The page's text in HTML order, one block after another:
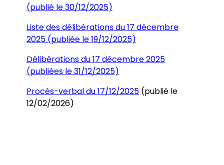
(publié le 30/12/2025)
Liste des délibérations du 17 décembre
2025 (publiée le 19/12/2025)
Délibérations du 17 décembre 2025
(publiées le 31/12/2025)
Procès-verbal du 17/12/2025(publié le
12/02/2026)